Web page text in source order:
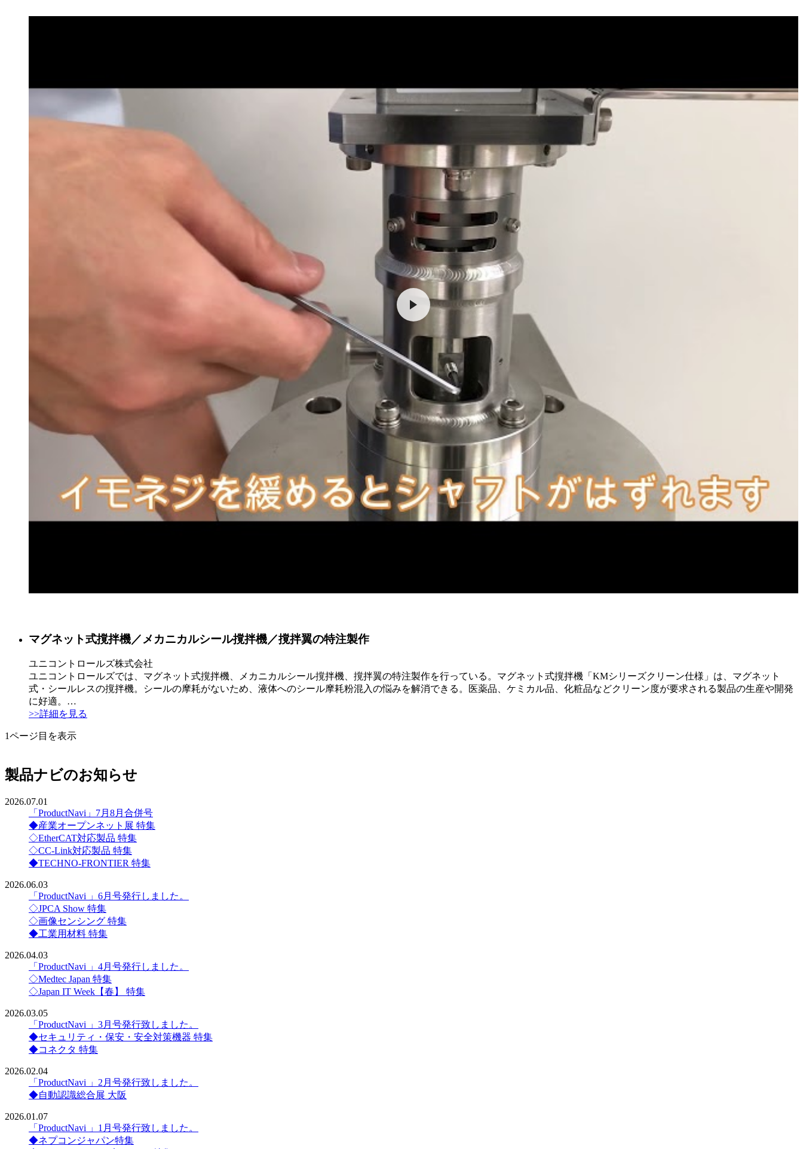
マグネット式撹拌機／メカニカルシール撹拌機／撹拌翼の特注製作
ユニコントロールズ株式会社
ユニコントロールズでは、マグネット式撹拌機、メカニカルシール撹拌機、撹拌翼の特注製作を行っている。マグネット式撹拌機「KMシリーズクリーン仕様」は、マグネット
式・シールレスの撹拌機。シールの摩耗がないため、液体へのシール摩耗粉混入の悩みを解消できる。医薬品、ケミカル品、化粧品などクリーン度が要求される製品の生産や開発
に好適。…
>>詳細を見る
1ページ目を表示
製品ナビのお知らせ
2026.07.01
「ProductNavi」7月8月合併号
◆産業オープンネット展 特集
◇EtherCAT対応製品 特集
◇CC-Link対応製品 特集
◆TECHNO-FRONTIER 特集
2026.06.03
「ProductNavi 」6月号発行しました。
◇JPCA Show 特集
◇画像センシング 特集
◆工業用材料 特集
2026.04.03
「ProductNavi 」4月号発行しました。
◇Medtec Japan 特集
◇Japan IT Week【春】 特集
2026.03.05
「ProductNavi 」3月号発行致しました。
◆セキュリティ・保安・安全対策機器 特集
◆コネクタ 特集
2026.02.04
「ProductNavi 」2月号発行致しました。
◆自動認識総合展 大阪
2026.01.07
「ProductNavi 」1月号発行致しました。
◆ネプコンジャパン特集